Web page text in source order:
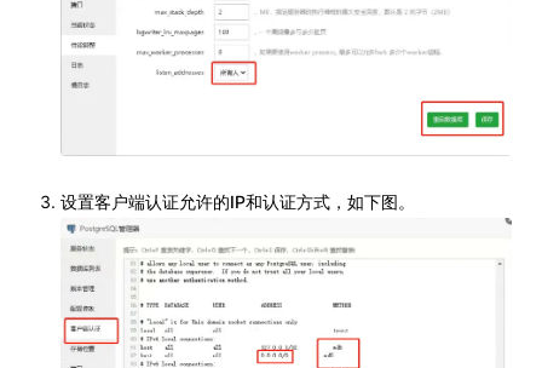
设置客户端认证允许的IP和认证方式，如下图。